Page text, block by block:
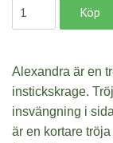
Alexandra är en
instickskrage.
insvängning i
är en kortare